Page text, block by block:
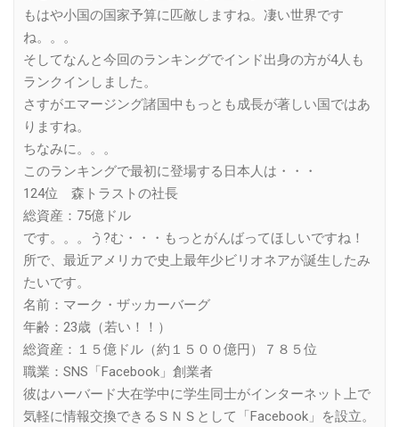
もはや小国の国家予算に匹敵しますね。凄い世界です
ね。。。
そしてなんと今回のランキングでインド出身の方が4人も
ランクインしました。
さすがエマージング諸国中もっとも成長が著しい国ではあ
りますね。
ちなみに。。。
このランキングで最初に登場する日本人は・・・
124位 森トラストの社長
総資産：75億ドル
です。。。う?む・・・もっとがんばってほしいですね！
所で、最近アメリカで史上最年少ビリオネアが誕生したみ
たいです。
名前：マーク・ザッカーバーグ
年齢：23歳（若い！！）
総資産：１５億ドル（約１５００億円）７８５位
職業：SNS「Facebook」創業者
彼はハーバード大在学中に学生同士がインターネット上で
気軽に情報交換できるＳＮＳとして「Facebook」を設立。